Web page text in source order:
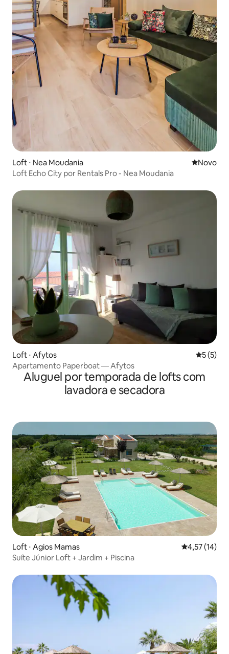
Loft ⋅ Nea Moudania Novo
Novo
Loft Echo City por Rentals Pro - Nea Moudania
Loft ⋅ Afytos 5 de
5 (5)
Apartamento Paperboat — Afytos
Aluguel por temporada de lofts com
lavadora e secadora
Loft ⋅ Agios Mamas 4,57 de uma
4,57 (14)
Suíte Júnior Loft + Jardim + Piscina